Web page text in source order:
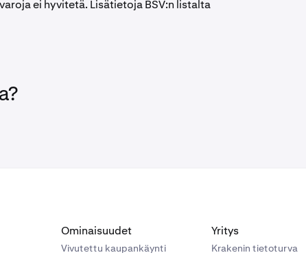
ei hyvitetä. Lisätietoja BSV:n listalta
Ominaisuudet
Vivutettu kaupankäynti
Yritys
Krakenin tietoturva